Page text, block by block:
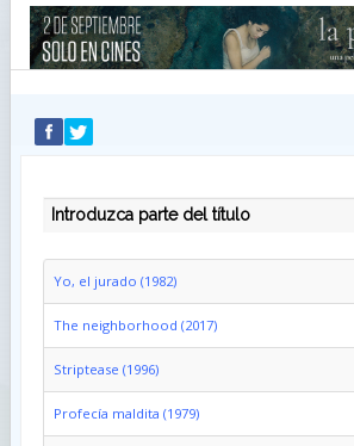
RECUÉRDEME
IDENTIFICARSE
INTRODUZCA PARTE DEL TÍTULO
Yo, el jurado (1982)
The neighborhood (2017)
Striptease (1996)
Profecía maldita (1979)